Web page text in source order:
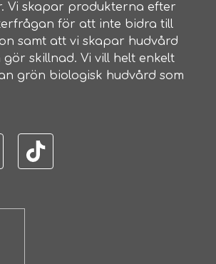
Vi skapar produkterna efter
för att inte bidra till
samt att vi skapar hudvård
gör skillnad. Vi vill helt enkelt
grön biologisk hudvård som